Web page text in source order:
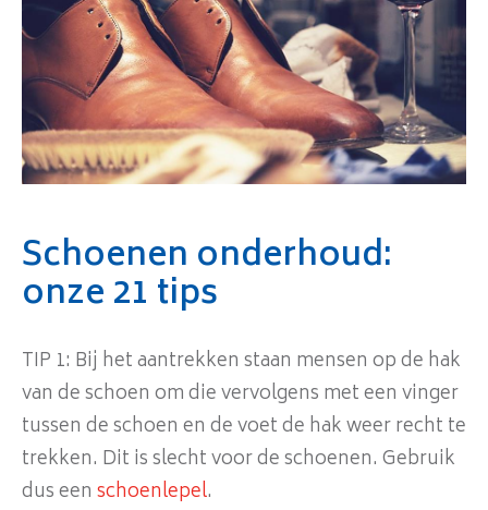
Schoenen onderhoud:
onze 21 tips
TIP 1: Bij het aantrekken staan mensen op de hak
van de schoen om die vervolgens met een vinger
tussen de schoen en de voet de hak weer recht te
trekken. Dit is slecht voor de schoenen. Gebruik
dus een schoenlepel.